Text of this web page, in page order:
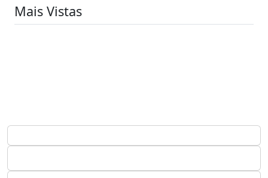
Mais Vistas